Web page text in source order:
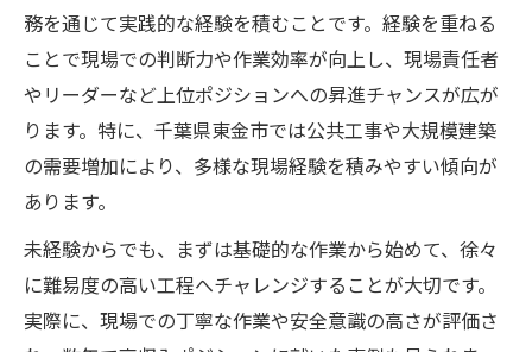
務を通じて実践的な経験を積むことです。経験を重ねる
ことで現場での判断力や作業効率が向上し、現場責任者
やリーダーなど上位ポジションへの昇進チャンスが広が
ります。特に、千葉県東金市では公共工事や大規模建築
の需要増加により、多様な現場経験を積みやすい傾向が
あります。
未経験からでも、まずは基礎的な作業から始めて、徐々
に難易度の高い工程へチャレンジすることが大切です。
実際に、現場での丁寧な作業や安全意識の高さが評価さ